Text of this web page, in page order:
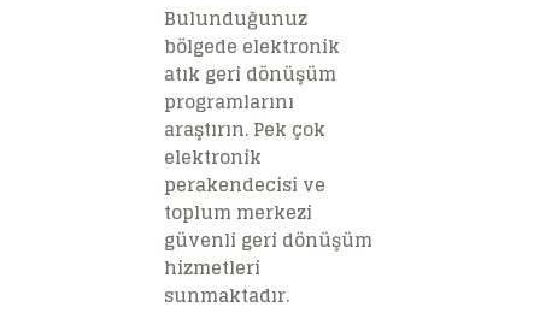
Bulunduğunuz
bölgede elektronik
atık geri dönüşüm
programlarını
araştırın. Pek çok
elektronik
perakendecisi ve
toplum merkezi
güvenli geri dönüşüm
hizmetleri
sunmaktadır.